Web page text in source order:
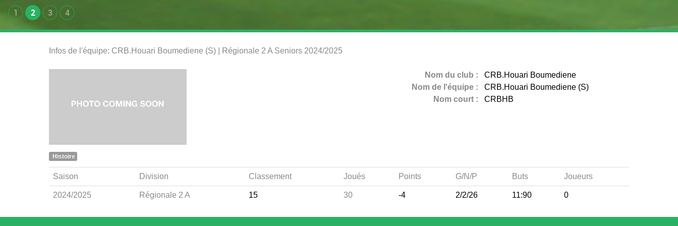
1 2 3 4
Infos de l'équipe: CRB.Houari Boumediene (S) | Régionale 2 A Seniors 2024/2025
Nom du club :
CRB.Houari Boumediene
Nom de l'équipe :
CRB.Houari Boumediene (S)
Nom court :
CRBHB
Histoire
Saison Division Classement Joués Points G/N/P Buts Joueurs
2024/2025 Régionale 2 A 15 30 -4 2/2/26 11:90 0